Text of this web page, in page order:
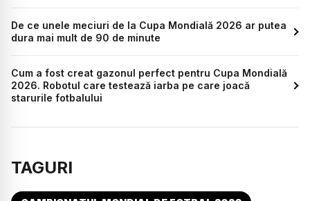
De ce unele meciuri de la Cupa Mondială 2026 ar putea
dura mai mult de 90 de minute
Cum a fost creat gazonul perfect pentru Cupa Mondială
2026. Robotul care testează iarba pe care joacă
starurile fotbalului
TAGURI